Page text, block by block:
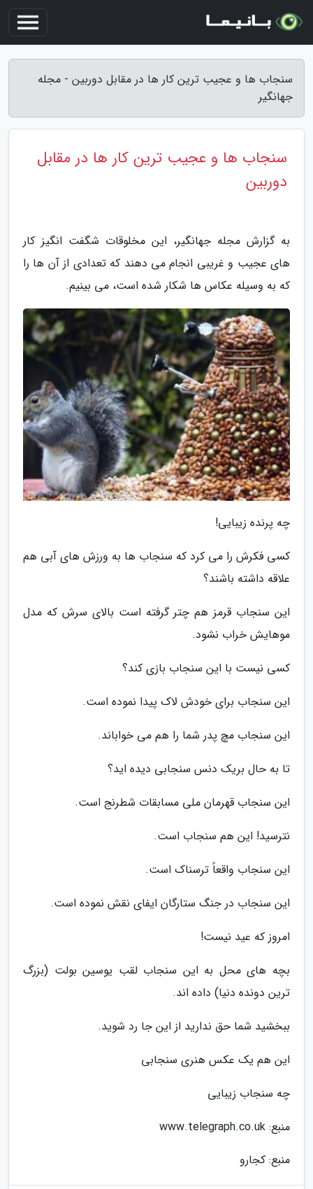
سنجاب ها و عجیب ترین کار ها در مقابل دوربین - مجله
جهانگیر
سنجاب ها و عجیب ترین کار ها در مقابل
دوربین
به گزارش مجله جهانگیر، این مخلوقات شگفت انگیز کار
های عجیب و غریبی انجام می دهند که تعدادی از آن ها را
که به وسیله عکاس ها شکار شده است، می بینیم.
چه پرنده زیبایی!
کسی فکرش را می کرد که سنجاب ها به ورزش های آبی هم
علاقه داشته باشند؟
این سنجاب قرمز هم چتر گرفته است بالای سرش که مدل
موهایش خراب نشود.
کسی نیست با این سنجاب بازی کند؟
این سنجاب برای خودش لاک پیدا نموده است.
این سنجاب مچ پدر شما را هم می خواباند.
تا به حال بریک دنس سنجابی دیده اید؟
این سنجاب قهرمان ملی مسابقات شطرنج است.
نترسید! این هم سنجاب است.
این سنجاب واقعاً ترسناک است.
این سنجاب در جنگ ستارگان ایفای نقش نموده است.
امروز که عید نیست!
بچه های محل به این سنجاب لقب یوسین بولت (بزرگ
ترین دونده دنیا) داده اند.
ببخشید شما حق ندارید از این جا رد شوید.
این هم یک عکس هنری سنجابی
چه سنجاب زیبایی
منبع: www.telegraph.co.uk
منبع: کجارو